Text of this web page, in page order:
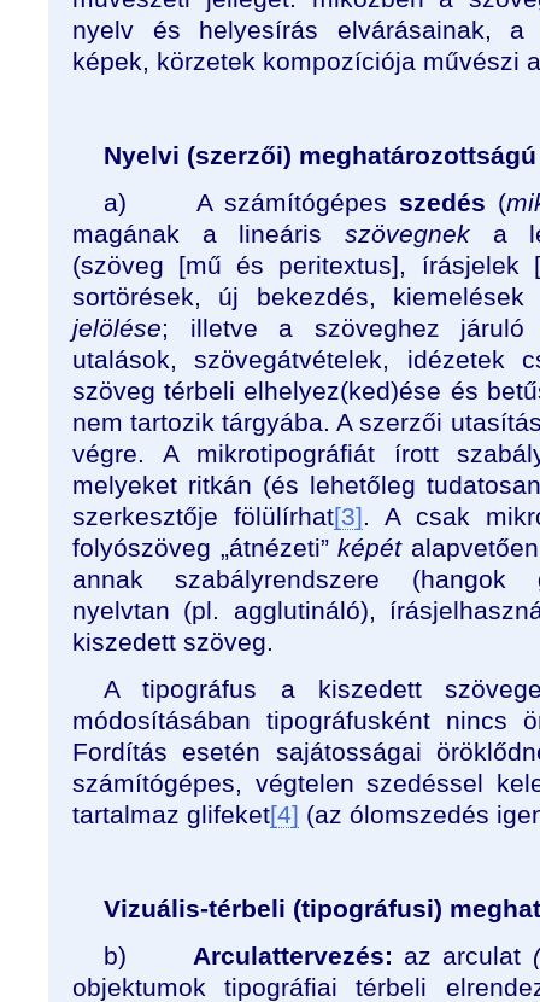
nyelv és helyesírás elvárásainak, a
képek, körzetek kompozíciója művészi
Nyelvi (szerzői)
a)
A számítógépes szedés (
magának a lineáris szövegnek a
(szöveg [mű és peritextus], írásjelek
sortörések, új bekezdés,
jelölése; illetve a szöveghez járuló
utalások, szövegátvételek, idézetek
szöveg térbeli elhelyez(ked)ése és
nem tartozik tárgyába. A szerzői
végre. A mikrotipográfiát írott
melyeket ritkán (és lehetőleg
szerkesztője fölülírhat[3]. A csak
folyószöveg „átnézeti”képét
annak szabályrendszere (hangok
nyelvtan (pl. agglutináló),
kiszedett szöveg.
A tipográfus a kiszedett
módosításában tipográfusként nincs
Fordítás esetén sajátosságai
számítógépes, végtelen szedéssel
tartalmaz glifeket[4] (az ólomszedés
Vizuális-térbeli (tipográfusi)
b)
Arculattervezés: az arculat
objektumok tipográfiai térbeli